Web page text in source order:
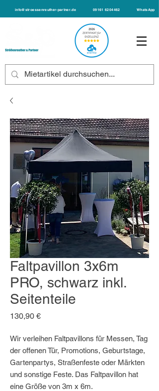
info@stroessenreuther-partner.de 09161 6204462 WhatsApp
Faltpavillon 3x6m
PRO, schwarz inkl.
Seitenteile
130,90 €Preis
Wir verleihen Faltpavillons für Messen, Tag
der offenen Tür, Promotions, Geburtstage,
Gartenpartys, Straßenfeste oder Märkten
und sonstige Feste. Das Faltpavillon hat
eine Größe von 3m x 6m.